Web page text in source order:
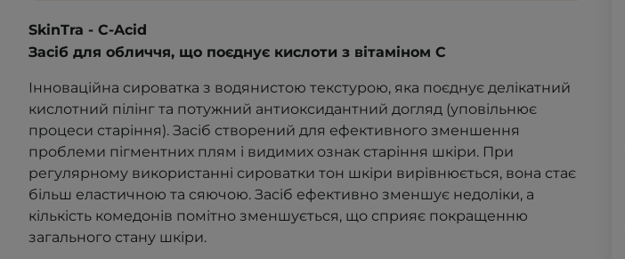
SkinTra - C-Acid
Засіб для обличчя, що поєднує кислоти з вітаміном C
Інноваційна сироватка з водянистою текстурою, яка поєднує делікатний
кислотний пілінг та потужний антиоксидантний догляд (уповільнює
процеси старіння). Засіб створений для ефективного зменшення
проблеми пігментних плям і видимих ознак старіння шкіри. При
регулярному використанні сироватки тон шкіри вирівнюється, вона стає
більш еластичною та сяючою. Засіб ефективно зменшує недоліки, а
кількість комедонів помітно зменшується, що сприяє покращенню
загального стану шкіри.